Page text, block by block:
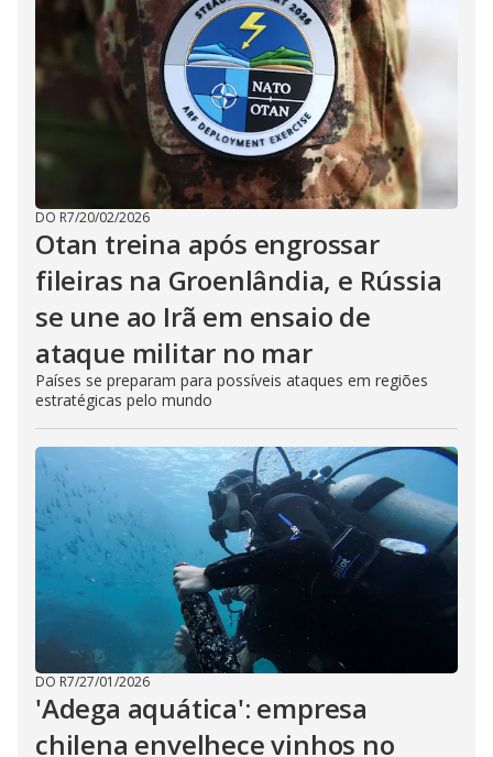
DO R7/20/02/2026
Otan treina após engrossar
fileiras na Groenlândia, e Rússia
se une ao Irã em ensaio de
ataque militar no mar
Países se preparam para possíveis ataques em regiões
estratégicas pelo mundo
DO R7/27/01/2026
'Adega aquática': empresa
chilena envelhece vinhos no